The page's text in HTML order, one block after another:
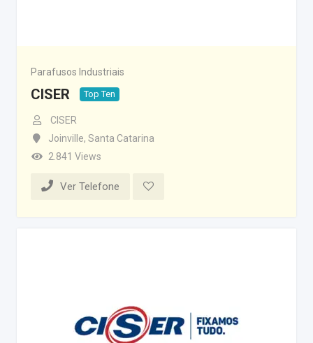
Parafusos Industriais
CISER Top Ten
CISER
Joinville, Santa Catarina
2.841 Views
Ver Telefone